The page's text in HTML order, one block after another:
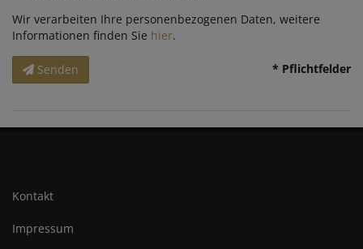
Wir verarbeiten Ihre personenbezogenen Daten, weitere
Informationen finden Sie hier.
Senden * Pflichtfelder
Kontakt
Impressum